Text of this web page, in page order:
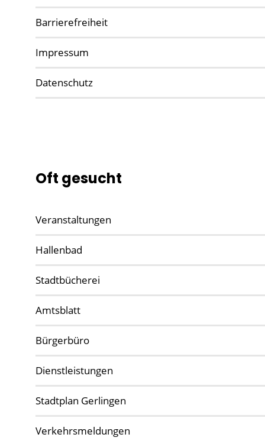
Barrierefreiheit
Impressum
Datenschutz
Oft gesucht
Veranstaltungen
Hallenbad
Stadtbücherei
Amtsblatt
Bürgerbüro
Dienstleistungen
Stadtplan Gerlingen
Verkehrsmeldungen